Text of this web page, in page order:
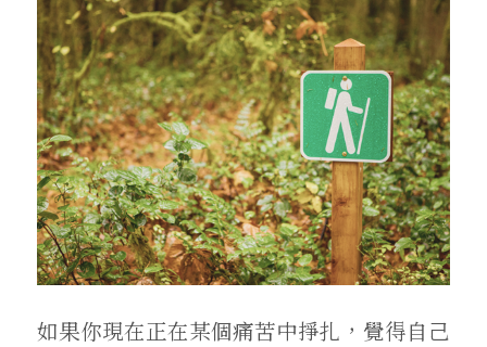
如果你現在正在某個痛苦中掙扎，覺得自己